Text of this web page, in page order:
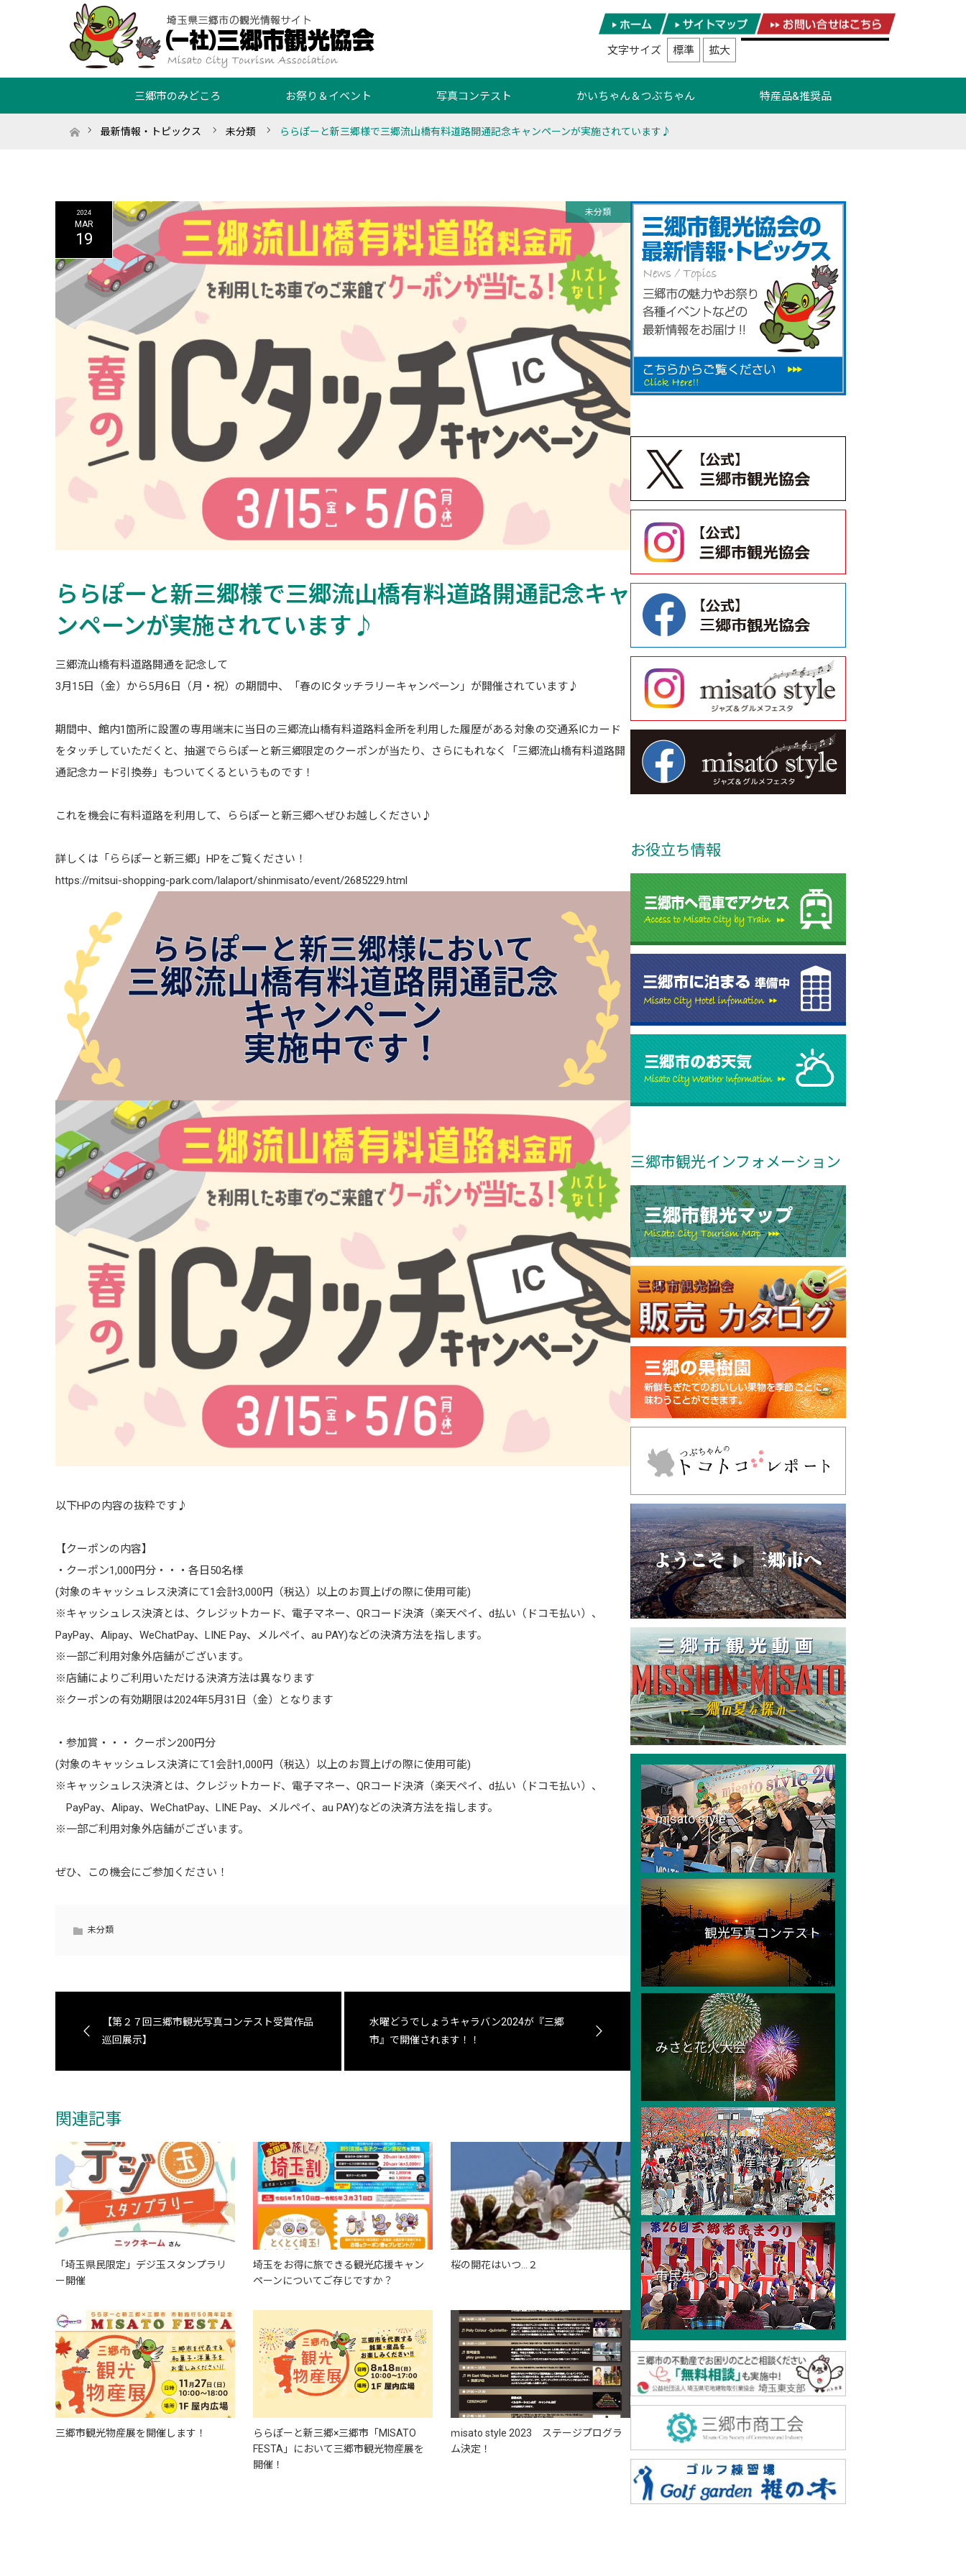
文字サイズ 標準 拡大
三郷市のみどころ お祭り＆イベント 写真コンテスト かいちゃん＆つぶちゃん 特産品&推奨品
ホーム最新情報・トピックス 未分類 ららぽーと新三郷様で三郷流山橋有料道路開通記念キャンペーンが実施されています♪
2024
MAR
19
未分類
ららぽーと新三郷様で三郷流山橋有料道路開通記念キャ
ンペーンが実施されています♪
三郷流山橋有料道路開通を記念して
3月15日（金）から5月6日（月・祝）の期間中、「春のICタッチラリーキャンペーン」が開催されています♪
期間中、館内1箇所に設置の専用端末に当日の三郷流山橋有料道路料金所を利用した履歴がある対象の交通系ICカード
をタッチしていただくと、抽選でららぽーと新三郷限定のクーポンが当たり、さらにもれなく「三郷流山橋有料道路開
通記念カード引換券」もついてくるというものです！
これを機会に有料道路を利用して、ららぽーと新三郷へぜひお越しください♪
詳しくは「ららぽーと新三郷」HPをご覧ください！
https://mitsui-shopping-park.com/lalaport/shinmisato/event/2685229.html
以下HPの内容の抜粋です♪
【クーポンの内容】
・クーポン1,000円分・・・各日50名様
(対象のキャッシュレス決済にて1会計3,000円（税込）以上のお買上げの際に使用可能)
※キャッシュレス決済とは、クレジットカード、電子マネー、QRコード決済（楽天ペイ、d払い（ドコモ払い）、
PayPay、Alipay、WeChatPay、LINE Pay、メルペイ、au PAY)などの決済方法を指します。
※一部ご利用対象外店舗がございます。
※店舗によりご利用いただける決済方法は異なります
※クーポンの有効期限は2024年5月31日（金）となります
・参加賞・・・ クーポン200円分
(対象のキャッシュレス決済にて1会計1,000円（税込）以上のお買上げの際に使用可能)
※キャッシュレス決済とは、クレジットカード、電子マネー、QRコード決済（楽天ペイ、d払い（ドコモ払い）、
PayPay、Alipay、WeChatPay、LINE Pay、メルペイ、au PAY)などの決済方法を指します。
※一部ご利用対象外店舗がございます。
ぜひ、この機会にご参加ください！
未分類
【第２７回三郷市観光写真コンテスト受賞作品
巡回展示】
水曜どうでしょうキャラバン2024が『三郷
市』で開催されます！！
関連記事
「埼玉県民限定」デジ玉スタンプラリ
ー開催
埼玉をお得に旅できる観光応援キャン
ペーンについてご存じですか？
桜の開花はいつ…２
三郷市観光物産展を開催します！
ららぽーと新三郷×三郷市「MISATO
FESTA」において三郷市観光物産展を
開催！
ｍisato style 2023 ステージプログラ
ム決定！
お役立ち情報
三郷市観光インフォメーション
misato style
観光写真コンテスト
みさと花火大会
産業フェスタ
市民まつり